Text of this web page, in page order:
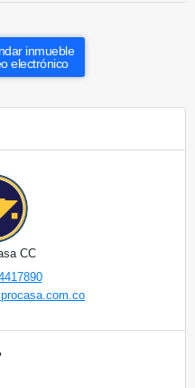
inmueble
electrónico
CC